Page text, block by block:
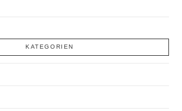
KATEGORIEN